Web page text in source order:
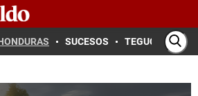
SUCESOS TEGUCIGALPA